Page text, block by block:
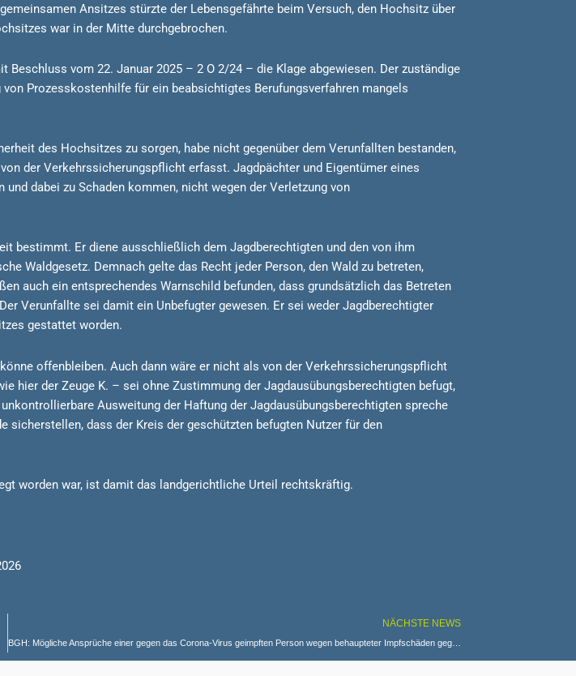
Ansitzes stürzte der Lebensgefährte beim Versuch, den Hochsitz über
war in der Mitte durchgebrochen.
vom 22. Januar 2025 – 2 O 2/24 – die Klage abgewiesen. Der zuständige
Prozesskostenhilfe für ein beabsichtigtes Berufungsverfahren mangels
des Hochsitzes zu sorgen, habe nicht gegenüber dem Verunfallten bestanden,
der Verkehrssicherungspflicht erfasst. Jagdpächter und Eigentümer eines
dabei zu Schaden kommen, nicht wegen der Verletzung von
bestimmt. Er diene ausschließlich dem Jagdberechtigten und den von ihm
Waldgesetz. Demnach gelte das Recht jeder Person, den Wald zu betreten,
auch ein entsprechendes Warnschild befunden, dass grundsätzlich das Betreten
Verunfallte sei damit ein Unbefugter gewesen. Er sei weder Jagdberechtigter
gestattet worden.
offenbleiben. Auch dann wäre er nicht als von der Verkehrssicherungspflicht
hier der Zeuge K. – sei ohne Zustimmung der Jagdausübungsberechtigten befugt,
Ausweitung der Haftung der Jagdausübungsberechtigten spreche
dass der Kreis der geschützten befugten Nutzer für den
worden war, ist damit das landgerichtliche Urteil rechtskräftig.
NÄCHSTE NEWS
BGH: Mögliche Ansprüche einer gegen das Corona-Virus geimpften Person wegen behaupteter Impfschäden gegen den Hersteller des Impfstoffs